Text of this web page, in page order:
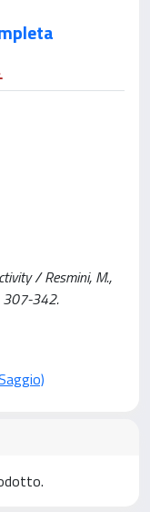
/ Resmini, M.,
307-342.